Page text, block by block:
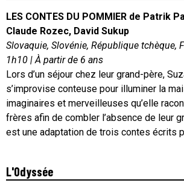
LES CONTES DU POMMIER de Patrik
Claude Rozec, David Sukup
Slovaquie, Slovénie, République tchèque,
1h10 | À partir de 6 ans
Lors d’un séjour chez leur grand-père,
s’improvise conteuse pour illuminer la
imaginaires et merveilleuses qu’elle
frères afin de combler l’absence de leur
est une adaptation de trois contes écrits
L'Odyssée